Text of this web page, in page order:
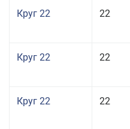
Круг 22 22
Круг 22 22
Круг 22 22